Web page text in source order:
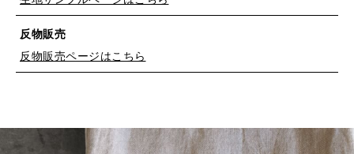
反物販売
反物販売ページはこちら
※詳しくはこちら